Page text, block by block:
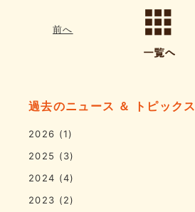
前へ
過去のニュース ＆ トピックス
2026 (1)
2025 (3)
2024 (4)
2023 (2)